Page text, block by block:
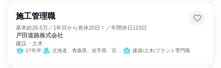
施工管理職
基本給26.5万／1年目から有休20日！／年間休日123日
戸田道路株式会社
建設・土木
27年卒 北海道、青森県、岩手県、宮城県、秋田県、山形県、福島県、茨城県、栃木県、群馬県、埼玉県、千葉県、東京都、神奈川県、新潟県、富山県、石川県、福井県、山梨県、長野県、岐阜県、静岡県、愛知県、三重県、滋賀県、京都府、大阪府、兵庫県、奈良県、和歌山県、鳥取県、島根県、岡山県、広島県、山口県、徳島県、香川県、愛媛県、高知県 建築/土木/プラント専門職